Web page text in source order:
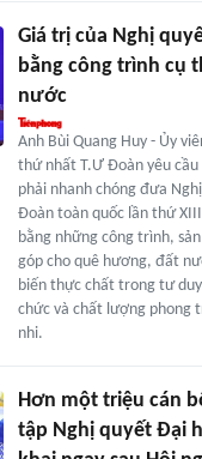
Giá trị của Nghị
bằng công trình cụ
nước
Anh Bùi Quang Huy - Ủy
thứ nhất T.Ư Đoàn yêu cầu
phải nhanh chóng đưa
Đoàn toàn quốc lần thứ
bằng những công trình,
góp cho quê hương, đất
biến thực chất trong tư
chức và chất lượng phong
nhi.
Hơn một triệu cán
tập Nghị quyết Đại